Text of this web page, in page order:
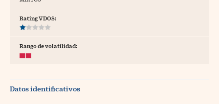
Rating VDOS:
Rango de volatilidad:
Datos identificativos